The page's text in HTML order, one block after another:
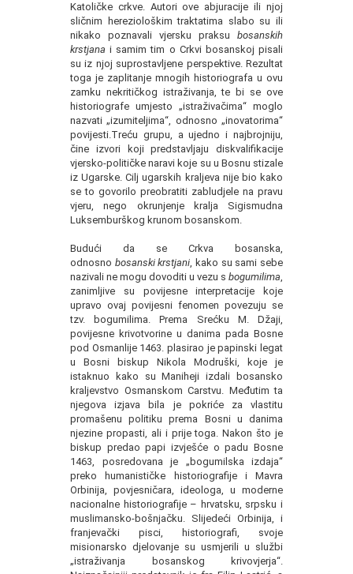
Katoličke crkve. Autori ove abjuracije ili njoj
sličnim hereziološkim traktatima slabo su ili
nikako poznavali vjersku praksu bosanskih
krstjana i samim tim o Crkvi bosanskoj pisali
su iz njoj suprostavljene perspektive. Rezultat
toga je zaplitanje mnogih historiografa u ovu
zamku nekritičkog istraživanja, te bi se ove
historiografe umjesto „istraživačima“ moglo
nazvati „izumiteljima“, odnosno „inovatorima“
povijesti.Treću grupu, a ujedno i najbrojniju,
čine izvori koji predstavljaju diskvalifikacije
vjersko-političke naravi koje su u Bosnu stizale
iz Ugarske. Cilj ugarskih kraljeva nije bio kako
se to govorilo preobratiti zabludjele na pravu
vjeru, nego okrunjenje kralja Sigismudna
Luksemburškog krunom bosanskom.
Budući da se Crkva bosanska,
odnosno bosanski krstjani , kako su sami sebe
nazivali ne mogu dovoditi u vezu s bogumilima
zanimljive su povijesne interpretacije koje
upravo ovaj povijesni fenomen povezuju se
tzv. bogumilima. Prema Srećku M. Džaji,
povijesne krivotvorine u danima pada Bosne
pod Osmanlije 1463. plasirao je papinski legat
u Bosni biskup Nikola Modruški, koje je
istaknuo kako su Maniheji izdali bosansko
kraljevstvo Osmanskom Carstvu. Međutim ta
njegova izjava bila je pokriće za vlastitu
promašenu politiku prema Bosni u danima
njezine propasti, ali i prije toga. Nakon što je
biskup predao papi izvješće o padu Bosne
1463, posredovana je „bogumilska izdaja“
preko humanističke historiografije i Mavra
Orbinija, povjesničara, ideologa, u moderne
nacionalne historiografije – hrvatsku, srpsku i
muslimansko-bošnjačku. Slijedeći Orbinija, i
franjevački pisci, historiografi, svoje
misionarsko djelovanje su usmjerili u službi
„istraživanja bosanskog krivovjerja“.